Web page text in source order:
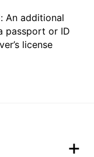
An additional
passport or ID
license